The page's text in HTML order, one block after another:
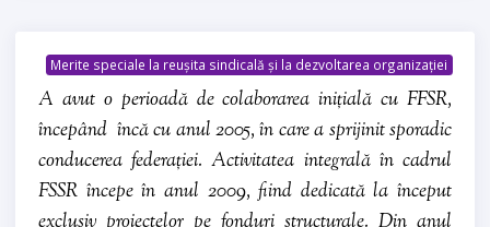
Merite speciale la reușita sindicală și la dezvoltarea organizației
A avut o perioadă de colaborarea inițială cu FFSR,
începând încă cu anul 2005, în care a sprijinit sporadic
conducerea federației. Activitatea integrală în cadrul
FSSR începe în anul 2009, fiind dedicată la început